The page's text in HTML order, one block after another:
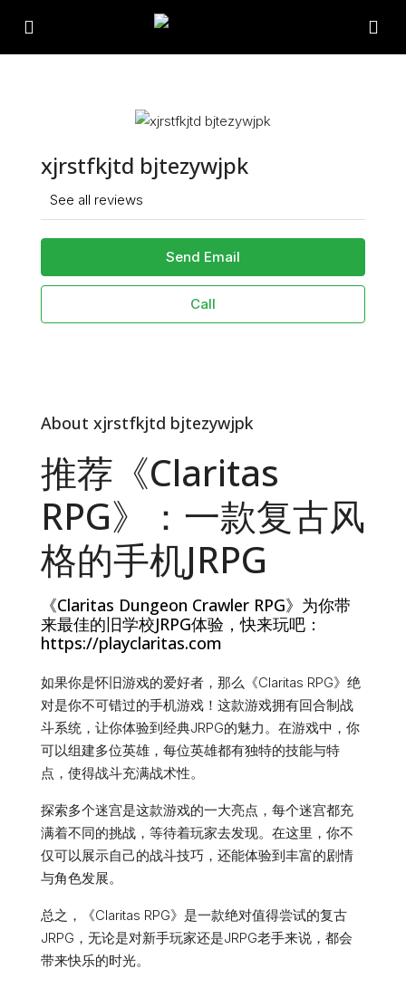
xjrstfkjtd bjtezywjpk
See all reviews
Send Email
Call
About xjrstfkjtd bjtezywjpk
推荐《Claritas
RPG》：一款复古风
格的手机JRPG
《Claritas Dungeon Crawler RPG》为你带
来最佳的旧学校JRPG体验，快来玩吧：
https://playclaritas.com
如果你是怀旧游戏的爱好者，那么《Claritas RPG》绝
对是你不可错过的手机游戏！这款游戏拥有回合制战
斗系统，让你体验到经典JRPG的魅力。在游戏中，你
可以组建多位英雄，每位英雄都有独特的技能与特
点，使得战斗充满战术性。
探索多个迷宫是这款游戏的一大亮点，每个迷宫都充
满着不同的挑战，等待着玩家去发现。在这里，你不
仅可以展示自己的战斗技巧，还能体验到丰富的剧情
与角色发展。
总之，《Claritas RPG》是一款绝对值得尝试的复古
JRPG，无论是对新手玩家还是JRPG老手来说，都会
带来快乐的时光。